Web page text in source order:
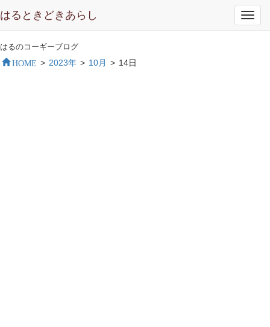
はるときどきあらし
はるのコーギーブログ
HOME > 2023年 > 10月 > 14日